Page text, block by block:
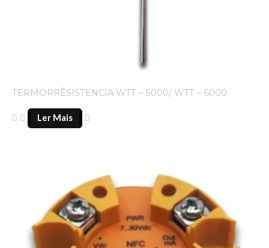
TERMORRÊSISTENCIA WTT – 5000/ WTT – 6000
Ler Mais